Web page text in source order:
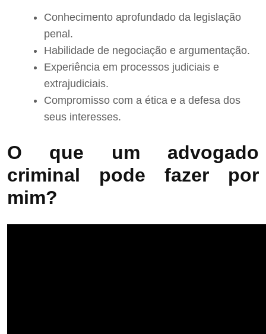
Conhecimento aprofundado da legislação
penal.
Habilidade de negociação e argumentação.
Experiência em processos judiciais e
extrajudiciais.
Compromisso com a ética e a defesa dos
seus interesses.
O que um advogado
criminal pode fazer por
mim?